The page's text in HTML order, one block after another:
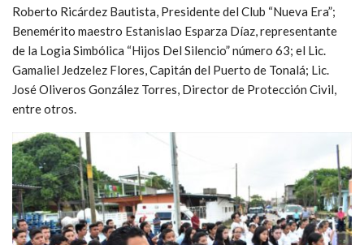
Roberto Ricárdez Bautista, Presidente del Club “Nueva Era”;
Benemérito maestro Estanislao Esparza Díaz, representante
de la Logia Simbólica “Hijos Del Silencio” número 63; el Lic.
Gamaliel Jedzelez Flores, Capitán del Puerto de Tonalá; Lic.
José Oliveros González Torres, Director de Protección Civil,
entre otros.